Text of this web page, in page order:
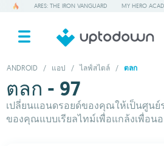
ARES: THE IRON VANGUARD MY HERO
ANDROID / แอป / ไลฟ์สไตล์ / ตลก
ตลก - 97
เปลี่ยนแอนดรอยด์ของคุณให้เป็นศูนย์
ของคุณแบบเรียลไทม์เพื่อแกล้งเพื่อ